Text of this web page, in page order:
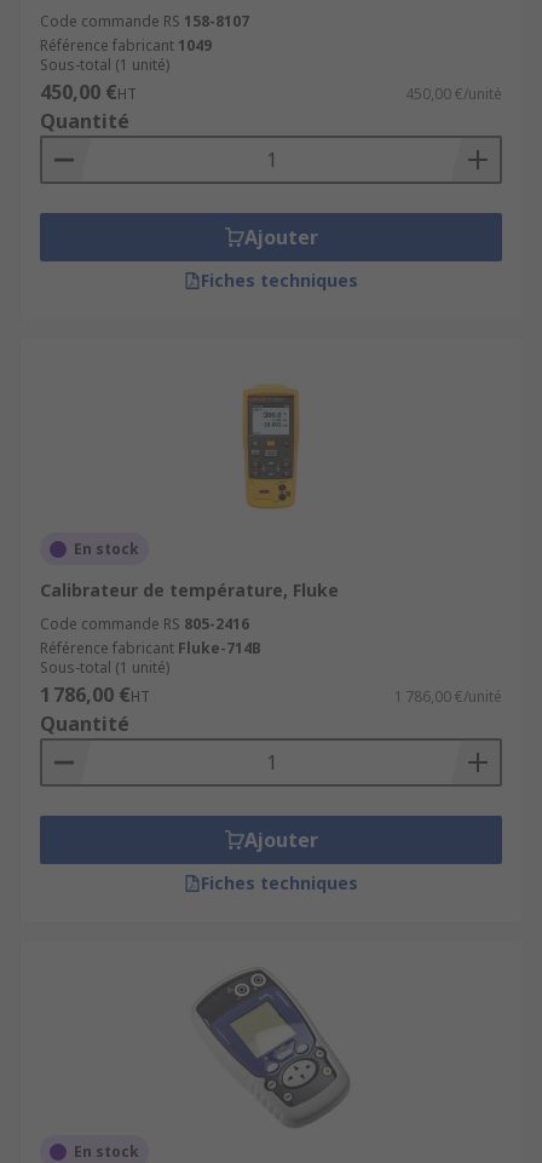
Code commande RS 158-8107
Référence fabricant 1049
Sous-total (1 unité)
450,00 €HT 450,00 €/unité
Quantité
Ajouter
Fiches techniques
En stock
Calibrateur de température, Fluke
Code commande RS 805-2416
Référence fabricant Fluke-714B
Sous-total (1 unité)
1 786,00 €HT 1 786,00 €/unité
Quantité
Ajouter
Fiches techniques
En stock